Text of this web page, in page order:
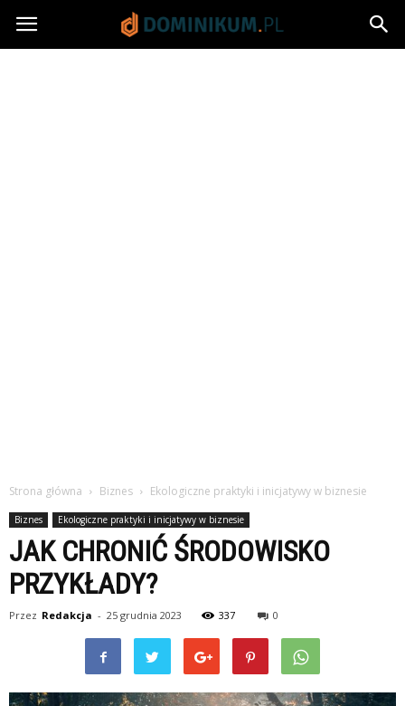
Dominikum.pl
Strona główna Biznes Ekologiczne praktyki i inicjatywy w biznesie
Biznes Ekologiczne praktyki i inicjatywy w biznesie
JAK CHRONIĆ ŚRODOWISKO
PRZYKŁADY?
Przez Redakcja - 25 grudnia 2023 337 0